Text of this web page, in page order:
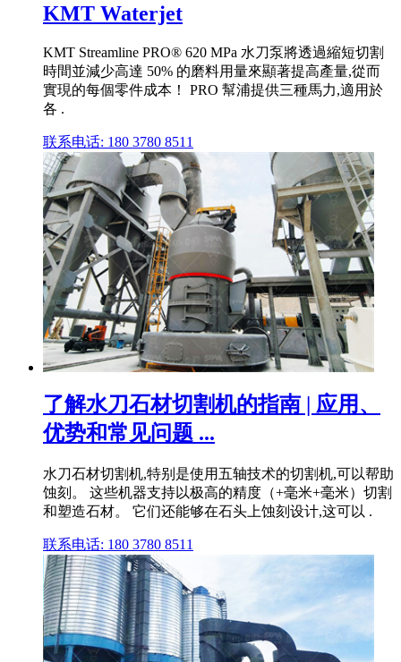
KMT Waterjet
KMT Streamline PRO® 620 MPa 水刀泵將透過縮短切割
時間並減少高達 50% 的磨料用量來顯著提高產量,從而
實現的每個零件成本！ PRO 幫浦提供三種馬力,適用於
各 .
联系电话: 180 3780 8511
了解水刀石材切割机的指南 | 应用、
优势和常见问题 ...
水刀石材切割机,特别是使用五轴技术的切割机,可以帮助
蚀刻。 这些机器支持以极高的精度（+毫米+毫米）切割
和塑造石材。 它们还能够在石头上蚀刻设计,这可以 .
联系电话: 180 3780 8511